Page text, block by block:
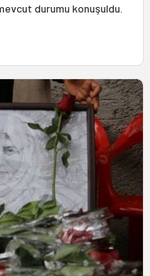
durumu konuşuldu.